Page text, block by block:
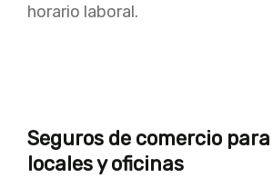
horario laboral.
Seguros de comercio
locales y oficinas